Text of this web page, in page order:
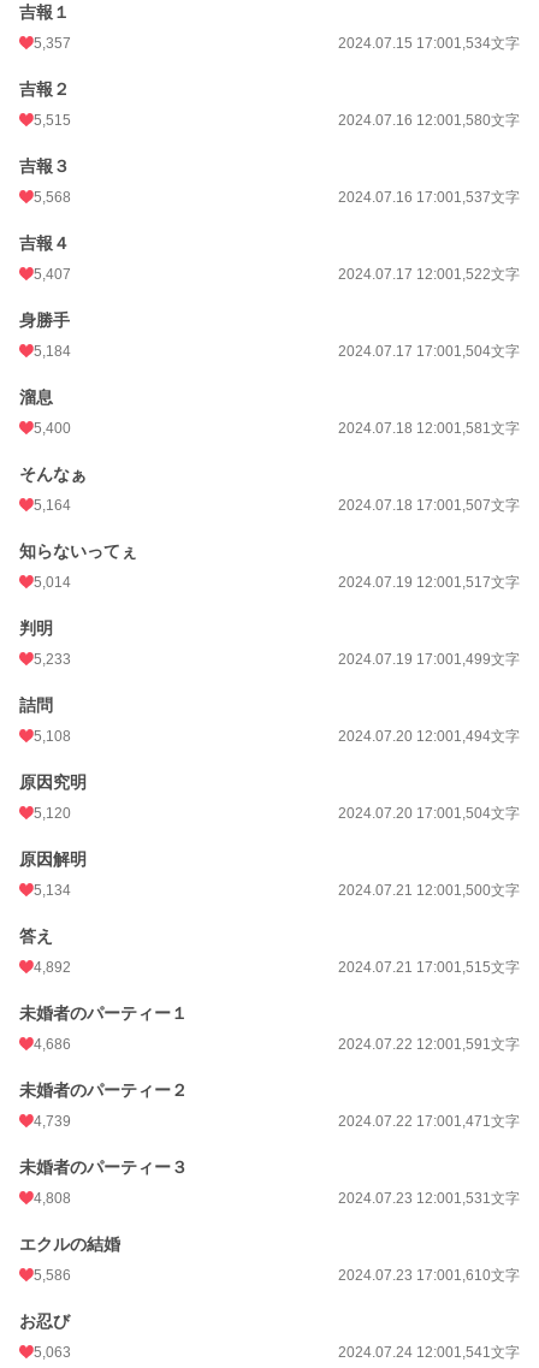
吉報１
5,357 2024.07.15 17:001,534文字
吉報２
5,515 2024.07.16 12:001,580文字
吉報３
5,568 2024.07.16 17:001,537文字
吉報４
5,407 2024.07.17 12:001,522文字
身勝手
5,184 2024.07.17 17:001,504文字
溜息
5,400 2024.07.18 12:001,581文字
そんなぁ
5,164 2024.07.18 17:001,507文字
知らないってぇ
5,014 2024.07.19 12:001,517文字
判明
5,233 2024.07.19 17:001,499文字
詰問
5,108 2024.07.20 12:001,494文字
原因究明
5,120 2024.07.20 17:001,504文字
原因解明
5,134 2024.07.21 12:001,500文字
答え
4,892 2024.07.21 17:001,515文字
未婚者のパーティー１
4,686 2024.07.22 12:001,591文字
未婚者のパーティー２
4,739 2024.07.22 17:001,471文字
未婚者のパーティー３
4,808 2024.07.23 12:001,531文字
エクルの結婚
5,586 2024.07.23 17:001,610文字
お忍び
5,063 2024.07.24 12:001,541文字